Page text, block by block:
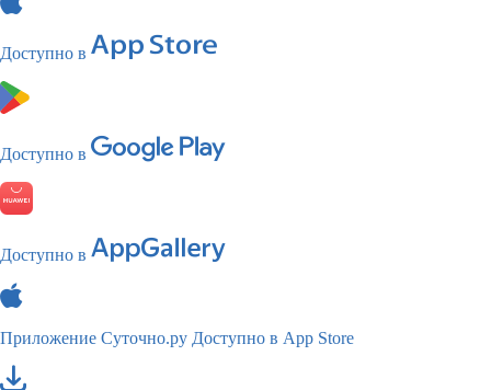
Доступно в
Доступно в
Доступно в
Приложение Суточно.ру Доступно в App Store